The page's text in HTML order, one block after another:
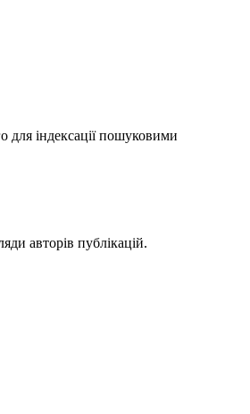
для індексації пошуковими
авторів публікацій.